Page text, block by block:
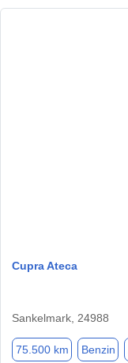
Cupra Ateca
Sankelmark, 24988
75.500 km Benzin